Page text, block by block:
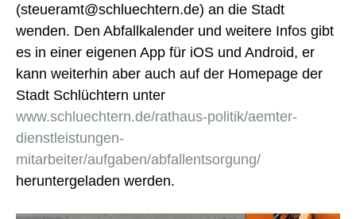
(steueramt@schluechtern.de) an die Stadt
wenden. Den Abfallkalender und weitere Infos gibt
es in einer eigenen App für iOS und Android, er
kann weiterhin aber auch auf der Homepage der
Stadt Schlüchtern unter
www.schluechtern.de/rathaus-politik/aemter-
dienstleistungen-
mitarbeiter/aufgaben/abfallentsorgung/
heruntergeladen werden.